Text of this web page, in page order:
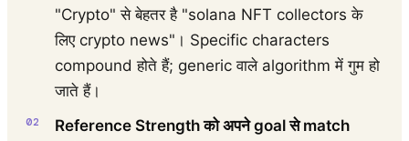
"Crypto" से बेहतर है "solana NFT collectors के
लिए crypto news"। Specific characters
compound होते हैं; generic वाले algorithm में गुम हो
जाते हैं।
Reference Strength को अपने goal से match